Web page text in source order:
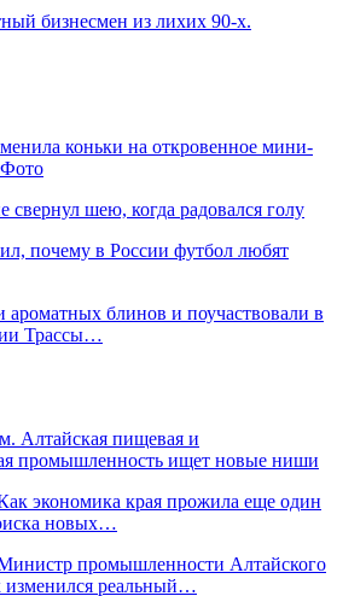
бизнесмен из лихих 90-х.
коньки на откровенное мини-
свернул шею, когда радовался голу
почему в России футбол любят
ароматных блинов и поучаствовали в
Трассы…
Алтайская пищевая и
промышленность ищет новые ниши
экономика края прожила еще один
новых…
промышленности Алтайского
изменился реальный…